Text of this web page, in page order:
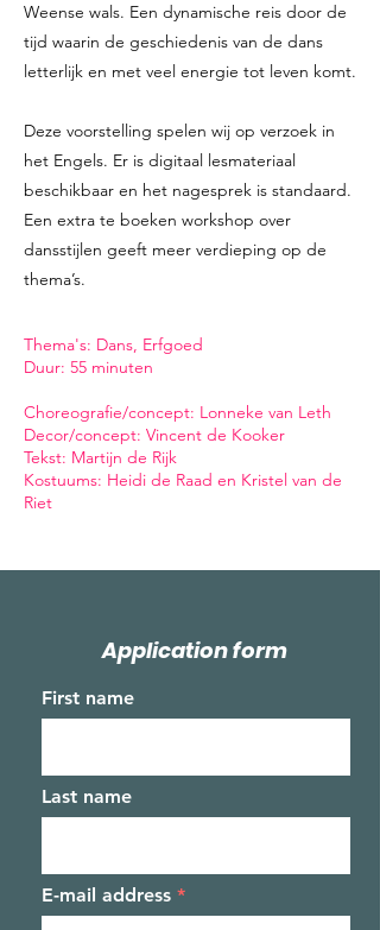
Weense wals. Een dynamische reis door de
tijd waarin de geschiedenis van de dans
letterlijk en met veel energie tot leven komt.
Deze voorstelling spelen wij op verzoek in
het Engels. Er is digitaal lesmateriaal
beschikbaar en het nagesprek is standaard.
Een extra te boeken workshop over
dansstijlen geeft meer verdieping op de
thema’s.
​Thema's: Dans, Erfgoed
Duur: 55 minuten
Choreografie/concept: Lonneke van Leth
Decor/concept: Vincent de Kooker
Tekst: Martijn de Rijk
Kostuums: Heidi de Raad en Kristel van de
Riet
Application form
First name
Last name
E-mail address